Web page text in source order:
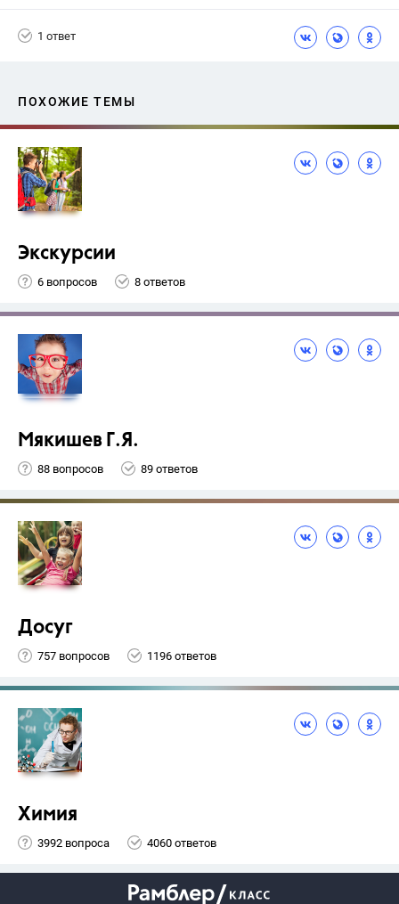
1 ответ
ПОХОЖИЕ ТЕМЫ
Экскурсии
6 вопросов 8 ответов
Мякишев Г.Я.
88 вопросов 89 ответов
Досуг
757 вопросов 1196 ответов
Химия
3992 вопроса 4060 ответов